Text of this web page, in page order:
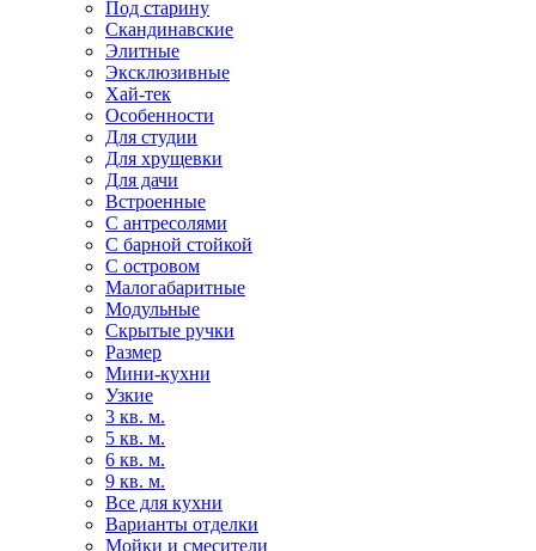
Под старину
Скандинавские
Элитные
Эксклюзивные
Хай-тек
Особенности
Для студии
Для хрущевки
Для дачи
Встроенные
С антресолями
С барной стойкой
С островом
Малогабаритные
Модульные
Скрытые ручки
Размер
Мини-кухни
Узкие
3 кв. м.
5 кв. м.
6 кв. м.
9 кв. м.
Все для кухни
Варианты отделки
Мойки и смесители